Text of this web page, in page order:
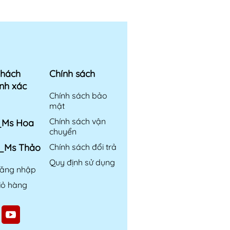
xác
Hoa
Thảo
nhập
hàng
Chính sách
Chính sách bảo
mật
Chính sách vận
chuyển
Chính sách đổi trả
Quy định sử dụng